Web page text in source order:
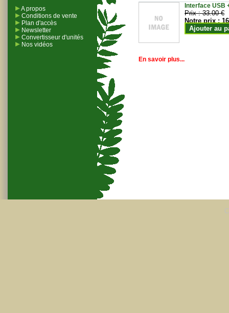
A propos
Conditions de vente
Plan d'accès
Newsletter
Convertisseur d'unités
Nos vidéos
Interface USB
Prix :33.00 €
Notre prix :
Ajouter au
En savoir plus...